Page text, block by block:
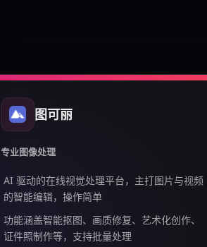
图可丽
专业图像处理
AI 驱动的在线视觉处理平台，主打图片与视频
的智能编辑，操作简单
功能涵盖智能抠图、画质修复、艺术化创作、
证件照制作等，支持批量处理